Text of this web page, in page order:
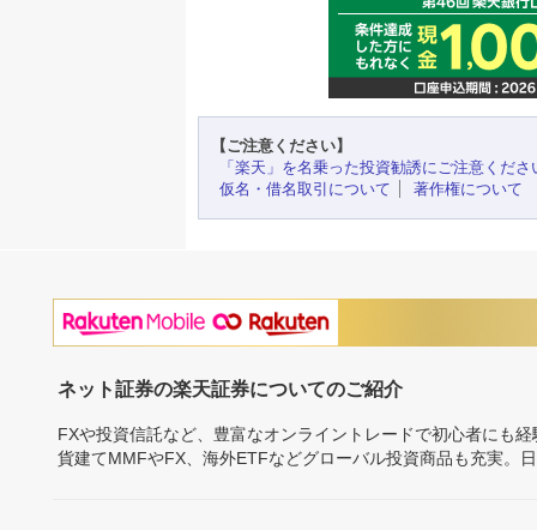
【ご注意ください】
「楽天」を名乗った投資勧誘にご注意くださ
仮名・借名取引について
著作権について
ネット証券の楽天証券についてのご紹介
FXや投資信託など、豊富なオンライントレードで初心者にも
貨建てMMFやFX、海外ETFなどグローバル投資商品も充実。